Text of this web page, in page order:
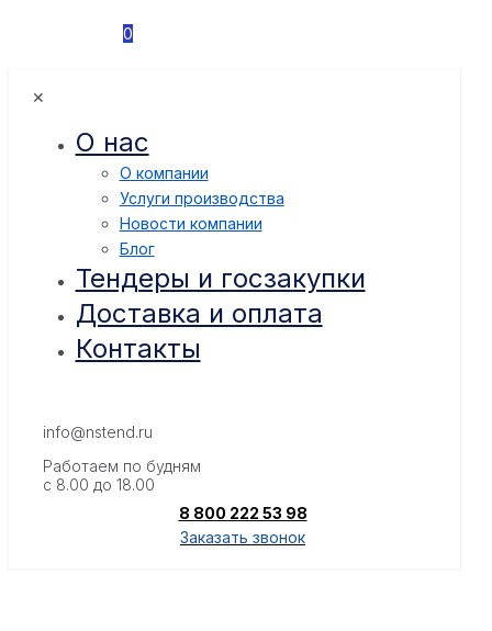
0
✕
О нас
О компании
Услуги производства
Новости компании
Блог
Тендеры и госзакупки
Доставка и оплата
Контакты
info@nstend.ru
Работаем по будням
с 8.00 до 18.00
8 800 222 53 98
Заказать звонок